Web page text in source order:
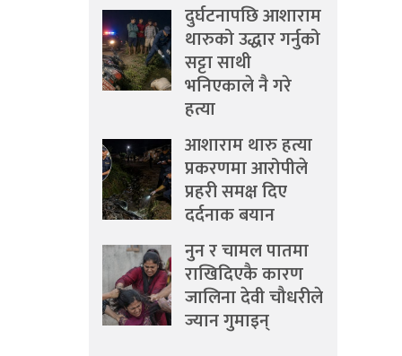
दुर्घटनापछि आशाराम
थारुको उद्धार गर्नुको
सट्टा साथी
भनिएकाले नै गरे
हत्या
आशाराम थारु हत्या
प्रकरणमा आरोपीले
प्रहरी समक्ष दिए
दर्दनाक बयान
नुन र चामल पातमा
राखिदिएकै कारण
जालिना देवी चौधरीले
ज्यान गुमाइन्